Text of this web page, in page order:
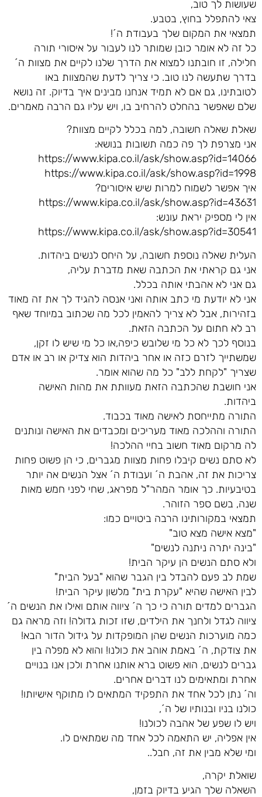
שעושות לך טוב,
צאי להתפלל בחוץ, בטבע.
תמצאי את המקום שלך בעבודת ה´!
כל זה לא אומר כובן שמותר לנו לעבור על איסורי תורה
חלילה, זו חובתנו למצוא את הדרך שלנו לקיים את מצוות ה´
בדרך שתעשה לנו טוב. כי צריך לדעת שהמצוות באו
לטובתינו, גם אם לא תמיד אנחנו מבינים איך בדיוק. זה נושא
שלם שאפשר בהחלט להרחיב בו, ויש עליו גם הרבה מאמרים.
שאלת שאלה חשובה, למה בכלל לקיים מצוות?
אני מצרפת לך פה כמה תשובות בנושא:
https://www.kipa.co.il/ask/show.asp?id=14066
https://www.kipa.co.il/ask/show.asp?id=1998
איך אפשר לשמוח למרות שיש איסורים?
https://www.kipa.co.il/ask/show.asp?id=43631
אין לי מספיק יראת עונש:
https://www.kipa.co.il/ask/show.asp?id=30541
העלית שאלה נוספת חשובה, על היחס לנשים ביהדות.
אני גם קראתי את הכתבה שאת מדברת עליה,
גם אני לא אהבתי אותה בכלל.
אני לא יודעת מי כתב אותה ואני אנסה להגיד לך את זה מאוד
בזהירות, אבל לא צריך להאמין לכל מה שכתוב במיוחד שאף
רב לא חתום על הכתבה הזאת.
בנוסף לכך לא כל מי שלובש כיפה,או כל מי שיש לו זקן,
שמשתייך לזרם כזה או אחר ביהדות הוא צדיק או רב או אדם
שצריך "לקחת ללב" כל מה שהוא אומר.
אני חושבת שהכתבה הזאת מעוותת את מהות האישה
ביהדות.
התורה מתייחסת לאישה מאוד בכבוד.
התורה וההלכה מאוד מעריכים ומכבדים את האישה ונותנים
לה מרקום מאוד חשוב בחיי ההלכה!
לא סתם נשים קיבלו פחות מצוות מגברים, כי הן פשוט פחות
צריכות את זה, אהבת ה´ ועבודת ה´ אצל הנשים אה יותר
בטיבעיות. כך אומר המהר"ל מפראג, שחי לפני חמש מאות
שנה, בשם ספר הזוהר.
תמצאי במקורותינו הרבה ביטויים כמו:
"מצא אישה מצא טוב"
"בינה יתרה ניתנה לנשים"
ולא סתם הנשים הן עיקר הבית!
שמת לב פעם להבדל בין הגבר שהוא "בעל הבית"
לבין האישה שהיא "עקרת בית" מלשון עיקר הבית!
הגברים למדים תורה כי כך ה´ ציווה אותם ואילו את הנשים ה´
ציווה לגדל ולחנך את הילדים, שזו זכות גדולה! וזה מראה גם
כמה מוערכות הנשים שהן המופקדות על גידול הדור הבא!
את צודקת, ה´ באמת אוהב את כולנו! והוא לא מפלה בין
גברים לנשים, הוא פשוט ברא אותנו אחרת ולכן אנו בנויים
אחרת ומתאימים לנו דברים אחרים.
וה´ נתן לכל אחד את התפקיד המתאים לו מתוקף אישיותו!
כולנו בניו ובנותיו של ה´,
ויש לו שפע של אהבה לכולנו!
אין אפליה, יש התאמה לכל אחד מה שמתאים לו.
ומי שלא מבין את זה, חבל..
שואלת יקרה,
השאלה שלך הגיע בדיוק בזמן,